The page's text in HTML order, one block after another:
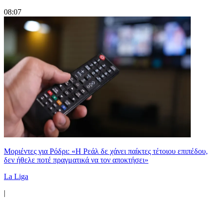
08:07
Μοριέντες για Ρόδρι: «Η Ρεάλ δε χάνει παίκτες τέτοιου επιπέδου,
δεν ήθελε ποτέ πραγματικά να τον αποκτήσει»
La Liga
|